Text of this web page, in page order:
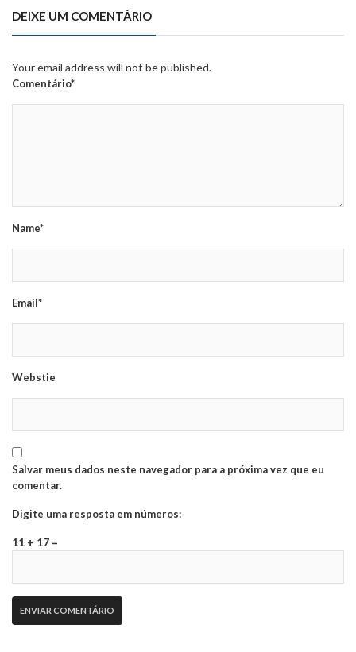
DEIXE UM COMENTÁRIO
Your email address will not be published.
Comentário*
Name*
Email*
Webstie
Salvar meus dados neste navegador para a próxima vez que eu
comentar.
Digite uma resposta em números:
11 + 17 =